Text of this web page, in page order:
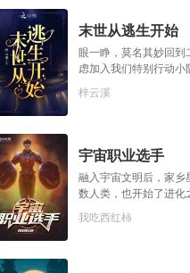
能力。【教师】——【
神者】从镜湖森林外的
末世从逃生开始
眼一睁，莫名其妙回到
虑加入我们特别行动小
谢，我有队。”“啊你
加入我们小队，哥哥风
妖孽，求问，如何无情
梓云溪
宇宙职业选手
融入宇宙文明后，家乡
数人类，也开始了进
我吃西红柿